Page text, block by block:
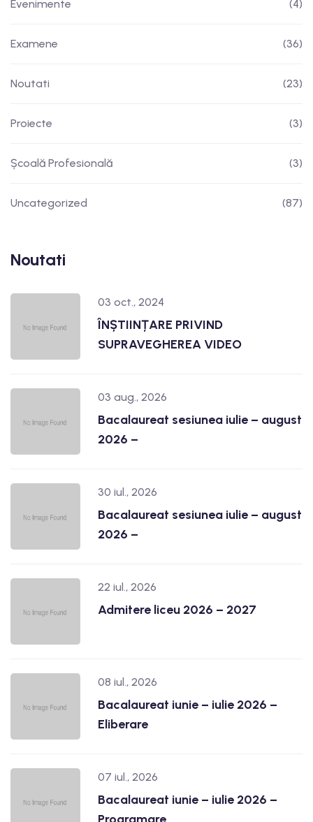
Evenimente (4)
Examene (36)
Noutati (23)
Proiecte (3)
Școală Profesională (3)
Uncategorized (87)
Noutati
03 oct., 2024
ÎNȘTIINȚARE PRIVIND
SUPRAVEGHEREA VIDEO
03 aug., 2026
Bacalaureat sesiunea iulie – august
2026 –
30 iul., 2026
Bacalaureat sesiunea iulie – august
2026 –
22 iul., 2026
Admitere liceu 2026 – 2027
08 iul., 2026
Bacalaureat iunie – iulie 2026 –
Eliberare
07 iul., 2026
Bacalaureat iunie – iulie 2026 –